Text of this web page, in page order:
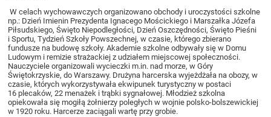
W celach wychowawczych organizowano obchody i uroczystości szkolne
np.: Dzień Imienin Prezydenta Ignacego Mościckiego i Marszałka Józefa
Piłsudskiego, Święto Niepodległości, Dzień Oszczędności, Święto Pieśni
i Sportu, Tydzień Szkoły Powszechnej, w czasie, którego zbierano
fundusze na budowę szkoły. Akademie szkolne odbywały się w Domu
Ludowym i remizie strażackiej z udziałem miejscowej społeczności.
Nauczyciele organizowali wycieczki m.in. nad morze, w Góry
Świętokrzyskie, do Warszawy. Drużyna harcerska wyjeżdżała na obozy, w
czasie, których wykorzystywała ekwipunek turystyczny w postaci
16 plecaków, 22 menażek i trąbki sygnałowej. Młodzież szkolna
opiekowała się mogiłą żołnierzy poległych w wojnie polsko-bolszewickiej
w 1920 roku. Harcerze zaciągali wartę przy grobie.